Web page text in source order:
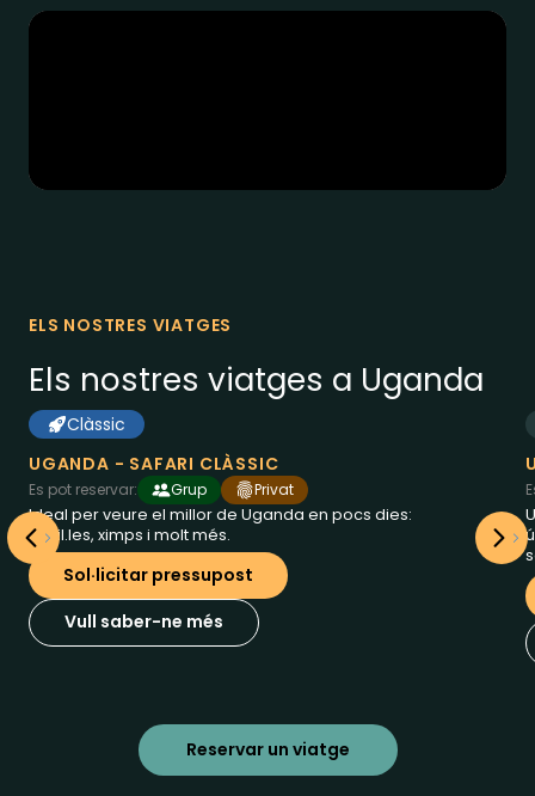
ELS NOSTRES VIATGES
Els nostres viatges a Uganda
des de2995
8dies aUganda
Clàssic
UGANDA - SAFARI CLÀSSIC
Es pot reservar: Grup
Privat
Ideal per veure el millor de Uganda en pocs dies:
Goril.les, ximps i molt més.
Sol·licitar pressupost
Vull saber-ne més
Reservar un viatge